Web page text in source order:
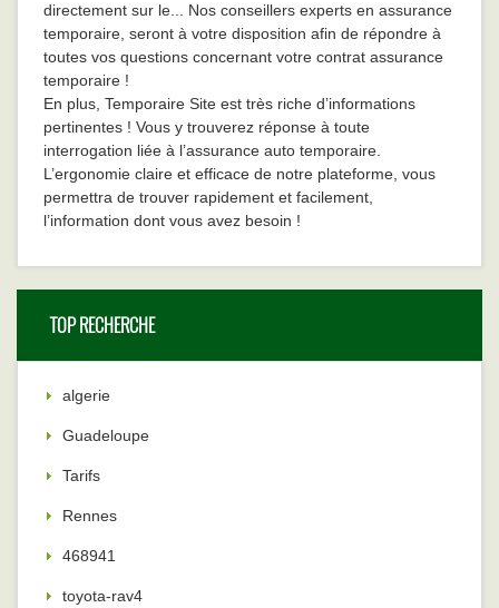
directement sur le... Nos conseillers experts en assurance
temporaire, seront à votre disposition afin de répondre à
toutes vos questions concernant votre contrat assurance
temporaire !
En plus, Temporaire Site est très riche d’informations
pertinentes ! Vous y trouverez réponse à toute
interrogation liée à l’assurance auto temporaire.
L’ergonomie claire et efficace de notre plateforme, vous
permettra de trouver rapidement et facilement,
l’information dont vous avez besoin !
TOP RECHERCHE
algerie
Guadeloupe
Tarifs
Rennes
468941
toyota-rav4